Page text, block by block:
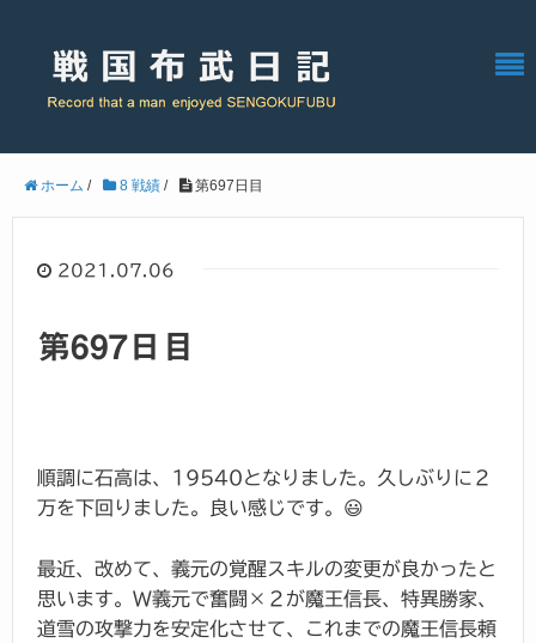
ホーム / 8 戦績 / 第697日目
2021.07.06
第697日目
順調に石高は、19540となりました。久しぶりに２
万を下回りました。良い感じです。😃
最近、改めて、義元の覚醒スキルの変更が良かったと
思います。W義元で奮闘×２が魔王信長、特異勝家、
道雪の攻撃力を安定化させて、これまでの魔王信長頼